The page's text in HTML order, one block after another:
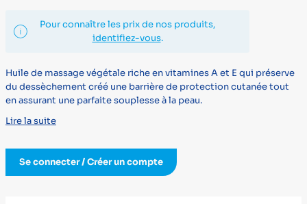
Pour connaître les prix de nos produits,
identifiez-vous.
Huile de massage végétale riche en vitamines A et E qui préserve
du dessèchement créé une barrière de protection cutanée tout
en assurant une parfaite souplesse à la peau.
Lire la suite
Se connecter / Créer un compte